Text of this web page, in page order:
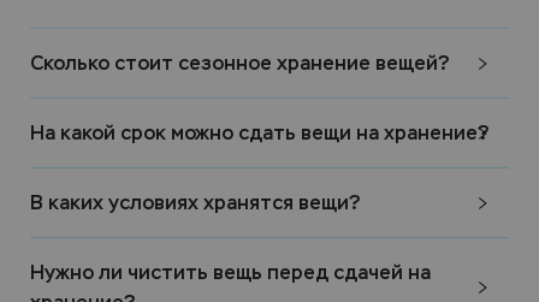
Сколько стоит сезонное хранение вещей?
На какой срок можно сдать вещи на хранение?
В каких условиях хранятся вещи?
Нужно ли чистить вещь перед сдачей на